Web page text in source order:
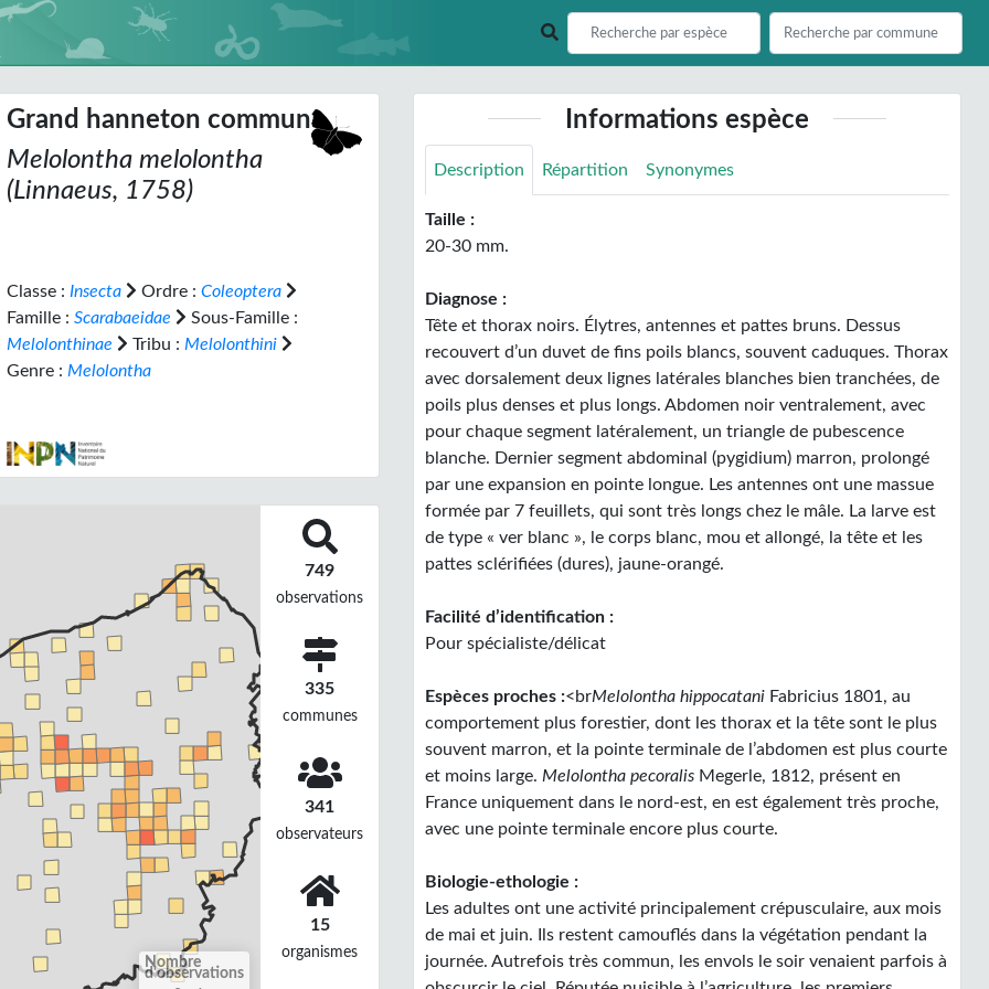
Grand hanneton commun
Melolontha melolontha
(Linnaeus, 1758)
Classe : Insecta Ordre : Coleoptera
Famille : Scarabaeidae
Sous-Famille :
Melolonthinae
Tribu : Melolonthini
Genre : Melolontha
Nombre
d'observations
749
observations
335
communes
341
observateurs
15
organismes
Informations espèce
Description Répartition Synonymes
Taille :
20-30 mm.
Diagnose :
Tête et thorax noirs. Élytres, antennes et pattes bruns. Dessus
recouvert d’un duvet de fins poils blancs, souvent caduques. Thorax
avec dorsalement deux lignes latérales blanches bien tranchées, de
poils plus denses et plus longs. Abdomen noir ventralement, avec
pour chaque segment latéralement, un triangle de pubescence
blanche. Dernier segment abdominal (pygidium) marron, prolongé
par une expansion en pointe longue. Les antennes ont une massue
formée par 7 feuillets, qui sont très longs chez le mâle. La larve est
de type « ver blanc », le corps blanc, mou et allongé, la tête et les
pattes sclérifiées (dures), jaune-orangé.
Facilité d’identification :
Pour spécialiste/délicat
Espèces proches :<brMelolontha hippocatani Fabricius 1801, au
comportement plus forestier, dont les thorax et la tête sont le plus
souvent marron, et la pointe terminale de l’abdomen est plus courte
et moins large. Melolontha pecoralis Megerle, 1812, présent en
France uniquement dans le nord-est, en est également très proche,
avec une pointe terminale encore plus courte.
Biologie-ethologie :
Les adultes ont une activité principalement crépusculaire, aux mois
de mai et juin. Ils restent camouflés dans la végétation pendant la
journée. Autrefois très commun, les envols le soir venaient parfois à